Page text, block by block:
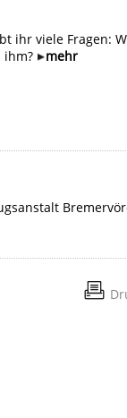
ihr viele Fragen:
ihm?
mehr